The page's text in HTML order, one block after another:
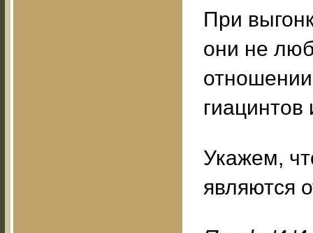
При
они не
отношении
Укажем,
являются